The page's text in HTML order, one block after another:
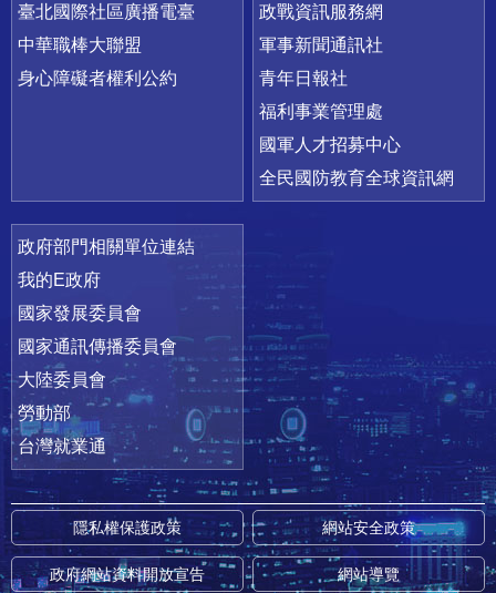
臺北國際社區廣播電臺
中華職棒大聯盟
身心障礙者權利公約
政戰資訊服務網
軍事新聞通訊社
青年日報社
福利事業管理處
國軍人才招募中心
全民國防教育全球資訊網
政府部門相關單位連結
我的E政府
國家發展委員會
國家通訊傳播委員會
大陸委員會
勞動部
台灣就業通
隱私權保護政策 網站安全政策
政府網站資料開放宣告 網站導覽